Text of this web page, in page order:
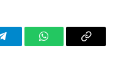
TelegramWhatsAppCopy